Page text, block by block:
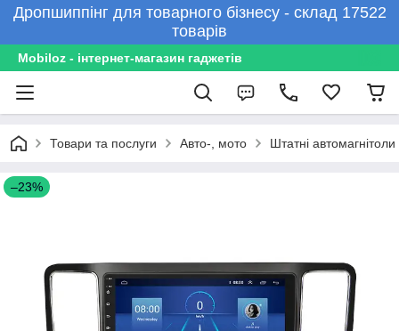
Дропшиппінг для товарного бізнесу - склад 17522
товарів
Mobiloz - інтернет-магазин гаджетів
Товари та послуги Авто-, мото Штатні автомагнітоли
–23%